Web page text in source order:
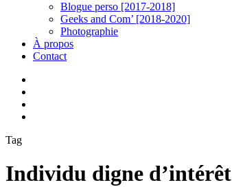
Blogue perso [2017-2018]
Geeks and Com’ [2018-2020]
Photographie
À propos
Contact
Tag
Individu digne d’intérêt